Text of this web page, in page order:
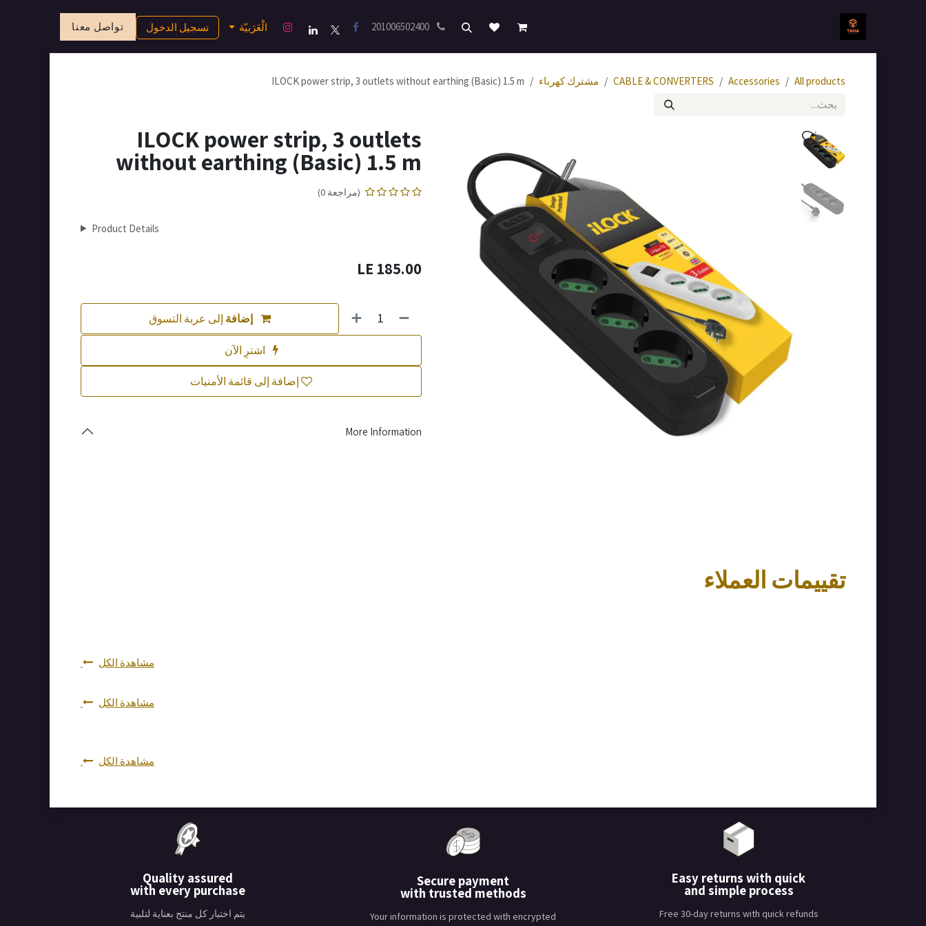
الْعَرَبيّة تسجيل الدخول تواصل معنا
All products
Accessories
CABLE & CONVERTERS مشترك كهرباء ILOCK power strip, 3 outlets without earthing (Basic) 1.5 m
ILOCK power strip, 3 outlets
without earthing (Basic) 1.5 m
(مراجعة 0)
Product Details
185.00
إضافة إلى عربة التسوق
إضافة إلى قائمة الأمنيات
More Information
تقييمات العملاء
مشاهدة الكل
مشاهدة الكل
مشاهدة الكل
Easy returns with quick
and simple process
Free 30-day returns with quick refunds
Secure payment
with trusted methods
Your information is protected with encrypted
Quality assured
with every purchase
يتم اختبار كل منتج بعناية لتلبية